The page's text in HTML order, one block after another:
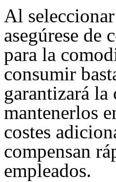
Al
asegúrese de
para la
consumir
garantizará la
mantenerlos
costes
compensan
empleados.